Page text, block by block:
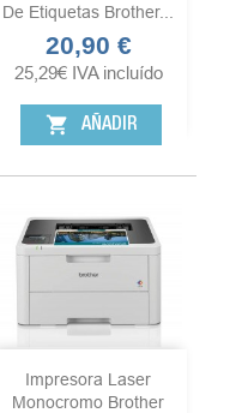
De Etiquetas Brother...
Precio
20,90 €
25,29€ IVA incluído
shopping_cart AÑADIR
Impresora Laser
Monocromo Brother